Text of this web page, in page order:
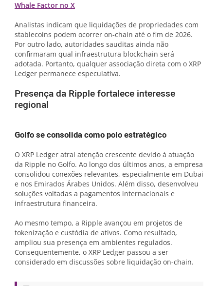
Whale Factor no X
Analistas indicam que liquidações de propriedades com
stablecoins podem ocorrer on-chain até o fim de 2026.
Por outro lado, autoridades sauditas ainda não
confirmaram qual infraestrutura blockchain será
adotada. Portanto, qualquer associação direta com o XRP
Ledger permanece especulativa.
Presença da Ripple fortalece interesse
regional
Golfo se consolida como polo estratégico
O XRP Ledger atrai atenção crescente devido à atuação
da Ripple no Golfo. Ao longo dos últimos anos, a empresa
consolidou conexões relevantes, especialmente em Dubai
e nos Emirados Árabes Unidos. Além disso, desenvolveu
soluções voltadas a pagamentos internacionais e
infraestrutura financeira.
Ao mesmo tempo, a Ripple avançou em projetos de
tokenização e custódia de ativos. Como resultado,
ampliou sua presença em ambientes regulados.
Consequentemente, o XRP Ledger passou a ser
considerado em discussões sobre liquidação on-chain.